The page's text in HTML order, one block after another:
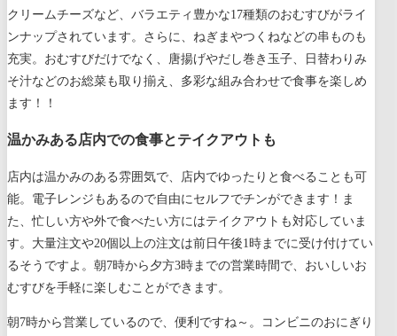
クリームチーズなど、バラエティ豊かな17種類のおむすびがライ
ンナップされています。さらに、ねぎまやつくねなどの串ものも
充実。おむすびだけでなく、唐揚げやだし巻き玉子、日替わりみ
そ汁などのお総菜も取り揃え、多彩な組み合わせで食事を楽しめ
ます！！
温かみある店内での食事とテイクアウトも
店内は温かみのある雰囲気で、店内でゆったりと食べることも可
能。電子レンジもあるので自由にセルフでチンができます！ま
た、忙しい方や外で食べたい方にはテイクアウトも対応していま
す。大量注文や20個以上の注文は前日午後1時までに受け付けてい
るそうですよ。朝7時から夕方3時までの営業時間で、おいしいお
むすびを手軽に楽しむことができます。
朝7時から営業しているので、便利ですね～。コンビニのおにぎり